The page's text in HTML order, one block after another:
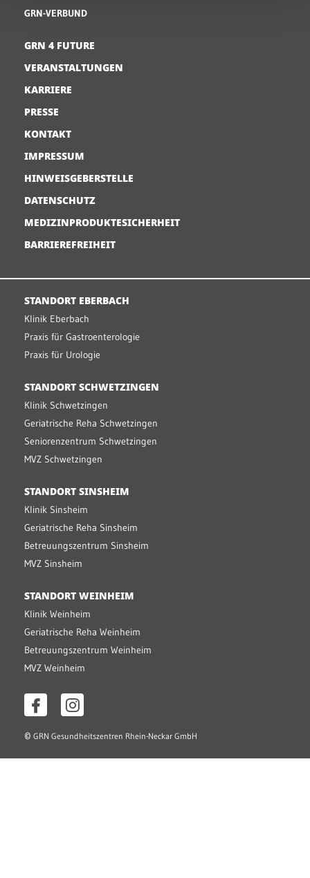
GRN-VERBUND
GRN 4 FUTURE
VERANSTALTUNGEN
KARRIERE
PRESSE
KONTAKT
IMPRESSUM
HINWEISGEBERSTELLE
DATENSCHUTZ
MEDIZINPRODUKTESICHERHEIT
BARRIEREFREIHEIT
STANDORT EBERBACH
Klinik Eberbach
Praxis für Gastroenterologie
Praxis für Urologie
STANDORT SCHWETZINGEN
Klinik Schwetzingen
Geriatrische Reha Schwetzingen
Seniorenzentrum Schwetzingen
MVZ Schwetzingen
STANDORT SINSHEIM
Klinik Sinsheim
Geriatrische Reha Sinsheim
Betreuungszentrum Sinsheim
MVZ Sinsheim
STANDORT WEINHEIM
Klinik Weinheim
Geriatrische Reha Weinheim
Betreuungszentrum Weinheim
MVZ Weinheim
© GRN Gesundheitszentren Rhein-Neckar GmbH